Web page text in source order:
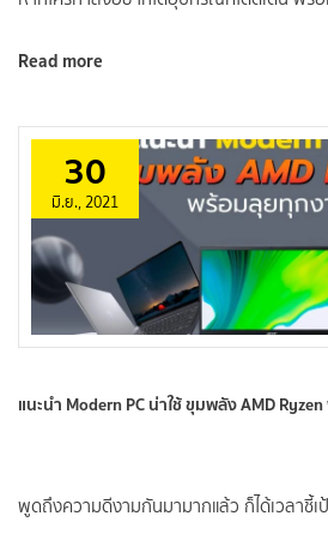
Read more
30
มิ.ย., 2021
แนะนำ Modern PC น่าใช้ ขุมพลัง AMD
พูดถึงความดีงามกันมามากแล้ว ก็ได้เวลาชี้